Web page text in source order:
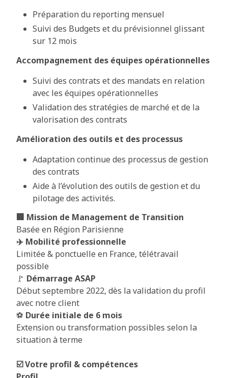
Préparation du reporting mensuel
Suivi des Budgets et du prévisionnel glissant
sur 12 mois
Accompagnement des équipes opérationnelles
Suivi des contrats et des mandats en relation
avec les équipes opérationnelles
Validation des stratégies de marché et de la
valorisation des contrats
Amélioration des outils et des processus
Adaptation continue des processus de gestion
des contrats
Aide à l’évolution des outils de gestion et du
pilotage des activités.
🏢 Mission de Management de Transition
Basée en Région Parisienne
✈️ Mobilité professionnelle
Limitée & ponctuelle en France, télétravail
possible
🚩 Démarrage ASAP
Début septembre 2022, dès la validation du profil
avec notre client
⚽ Durée initiale de 6 mois
Extension ou transformation possibles selon la
situation à terme
☑️ Votre profil & compétences